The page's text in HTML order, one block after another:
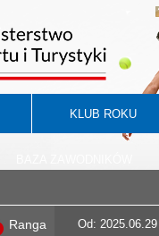
KLUB ROKU
Ranga Od: 2025.06.29